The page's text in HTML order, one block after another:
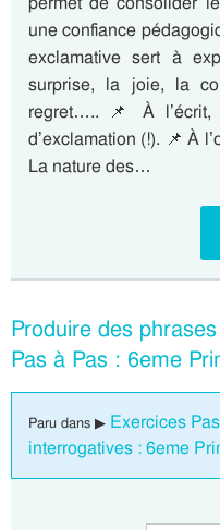
une confiance
exclamative sert à
surprise, la joie, la
regret….. 📌 À
d’exclamation (!). 📌 À
La nature des…
Produire des
Pas à Pas : 6eme
Paru dans ▶ Exercices
interrogatives : 6eme